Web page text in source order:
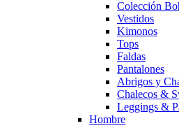
Colección
Vestidos
Kimonos
Tops
Faldas
Pantalones
Abrigos y
Chalecos &
Leggings &
Hombre